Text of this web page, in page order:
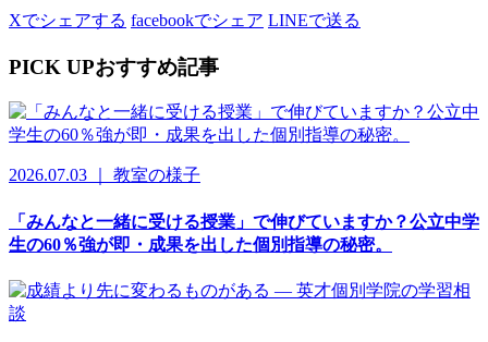
Xでシェアする facebookでシェア LINEで送る
PICK UPおすすめ記事
2026.07.03 ｜ 教室の様子
「みんなと一緒に受ける授業」で伸びていますか？公立中学
生の60％強が即・成果を出した個別指導の秘密。